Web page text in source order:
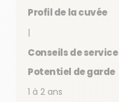
Profil de la cuvée
|
Conseils de service
Potentiel de garde
1 à 2 ans